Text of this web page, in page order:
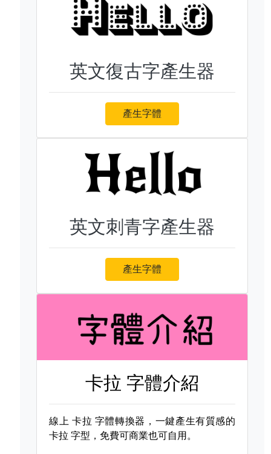
英文復古字產生器
產生字體
英文刺青字產生器
產生字體
卡拉 字體介紹
線上 卡拉 字體轉換器，一鍵產生有質感的
卡拉 字型，免費可商業也可自用。